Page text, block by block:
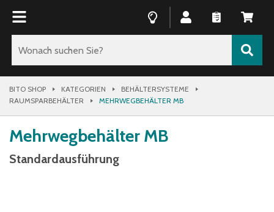
BITO SHOP KATEGORIEN
BEHÄLTERSYSTEME
RAUMSPARBEHÄLTER
MEHRWEGBEHÄLTER MB
Mehrwegbehälter MB
Standardausführung